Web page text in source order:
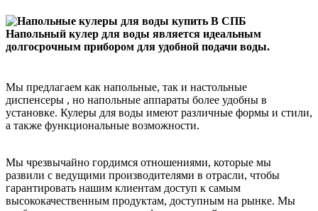
Напольный кулер для воды является идеальным
долгосрочным прибором для удобной подачи воды.
Мы предлагаем как напольные, так и настольные
диспенсеры , но напольные аппараты более удобны в
установке. Кулеры для воды имеют различные формы и стили,
а также функциональные возможности.
Мы чрезвычайно гордимся отношениями, которые мы
развили с ведущими производителями в отрасли, чтобы
гарантировать нашим клиентам доступ к самым
высококачественным продуктам, доступным на рынке. Мы